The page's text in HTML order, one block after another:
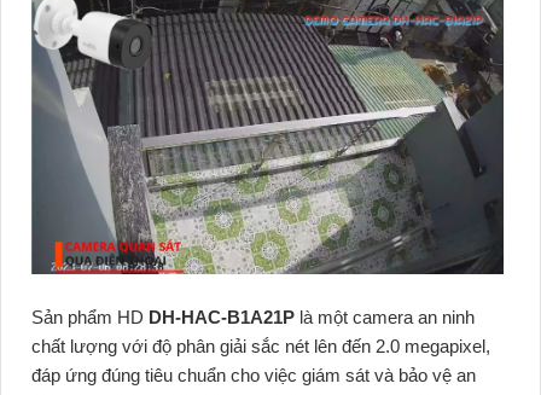
Sản phẩm HD DH-HAC-B1A21P là một camera an ninh
chất lượng với độ phân giải sắc nét lên đến 2.0 megapixel,
đáp ứng đúng tiêu chuẩn cho việc giám sát và bảo vệ an